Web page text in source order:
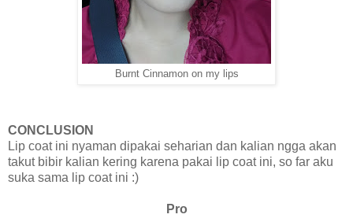
Burnt Cinnamon on my lips
CONCLUSION
Lip coat ini nyaman dipakai seharian dan kalian ngga akan
takut bibir kalian kering karena pakai lip coat ini, so far aku
suka sama lip coat ini :)
Pro